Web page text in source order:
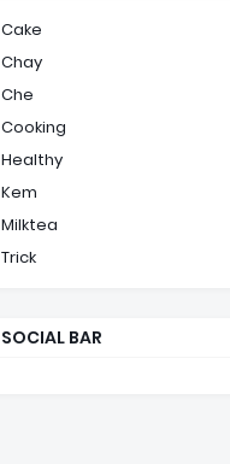
Cake
Chay
Che
Cooking
Healthy
Kem
Milktea
Trick
SOCIAL BAR